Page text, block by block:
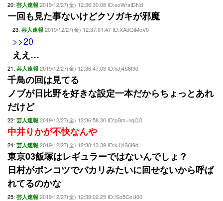
20: 芸人速報 2019/12/27(金) 12:36:30.08 ID:eoWratDNd
一回も見た事ないけどクソガキが邪魔
23: 芸人速報 2019/12/27(金) 12:37:01.47 ID:XAdQiMcV0
>>20
ええ…
21: 芸人速報 2019/12/27(金) 12:36:47.03 ID:kJj4S6I9d
千鳥の回は見てる
ノブが日比野を好きな設定一本だからちょっとあれ
だけど
22: 芸人速報 2019/12/27(金) 12:36:58.30 ID:pBm+nqCj0
中井りかが不快なんや
24: 芸人速報 2019/12/27(金) 12:38:13.39 ID:kJj4S6I9d
東京03飯塚はレギュラーではないんでしょ？
日村がポンコツでバカリみたいに回せないから呼ば
れてるのかな
25: 芸人速報 2019/12/27(金) 12:39:02.25 ID:/So5CoU00